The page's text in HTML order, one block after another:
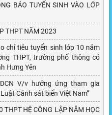
BÁO TUYỂN SINH VÀO LỚP
THPT NĂM 2023
chỉ tiêu tuyển sinh lớp 10 năm
THPT, trường phổ thông có
Hưng Yên
V/v hưởng ứng tham gia
Cảnh sát biển Việt Nam”
THPT HỆ CÔNG LẬP NĂM HỌC